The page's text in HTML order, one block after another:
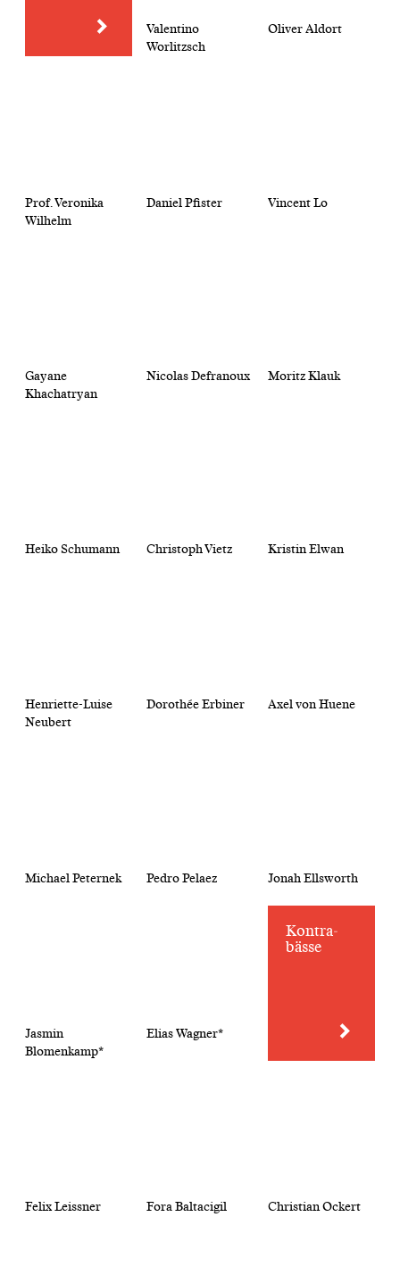
Valentino
Worlitzsch
Oliver Aldort
Prof. Veronika
Wilhelm
Daniel Pfister Vincent Lo
Gayane
Khachatryan
Nicolas Defranoux Moritz Klauk
Heiko Schumann Christoph Vietz Kristin Elwan
Henriette-Luise
Neubert
Dorothée Erbiner Axel von Huene
Michael Peternek Pedro Pelaez Jonah Ellsworth
Jasmin
Blomenkamp*
Elias Wagner*
Kontra­
bässe
Felix Leissner Fora Baltacigil Christian Ockert